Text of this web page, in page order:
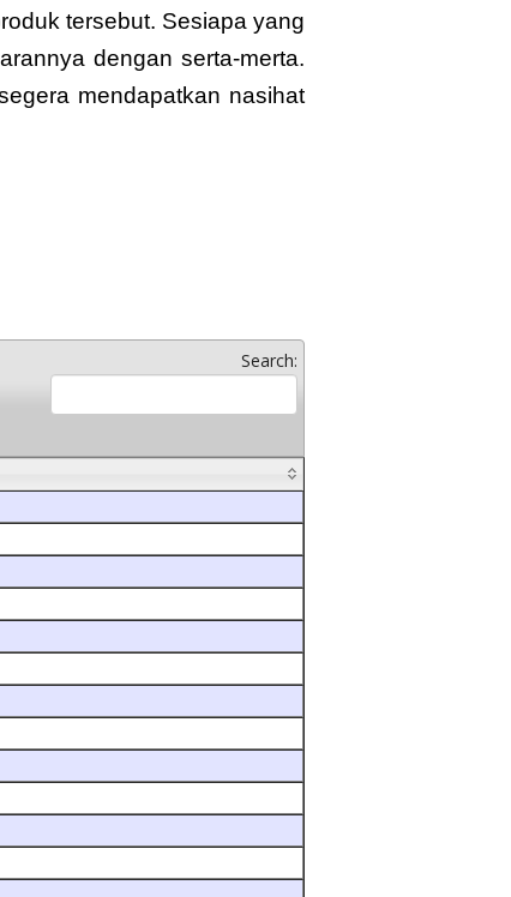
tersebut. Sesiapa yang
dengan serta-merta.
mendapatkan nasihat
Search: